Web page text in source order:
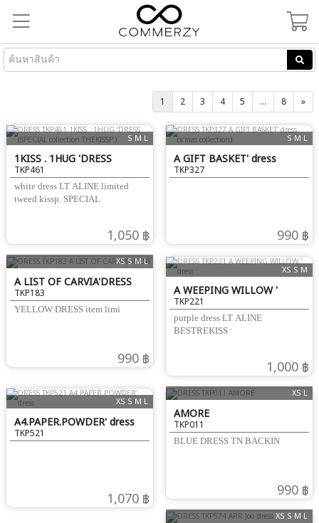
1 2 3 4 5 ... 8 »
S M L
1KISS . 1HUG 'DRESS
(SPECIAL collection
THEKISSP.)
TKP461
white dress LT ALINE limited
tweed kissp. SPECIAL
1,050 ฿
S M L
A GIFT BASKET' dress
(x'mas collection)
TKP327
990 ฿
XS S M L
A LIST OF CARVIA'DRESS
TKP183
YELLOW DRESS item limi
990 ฿
XS S M
A WEEPING WILLOW '
dress
TKP221
purple dress LT ALINE
BESTREKISS
1,000 ฿
XS S M L
A4.PAPER.POWDER' dress
TKP521
1,070 ฿
XS L
AMORE
TKP011
BLUE DRESS TN BACKIN
990 ฿
XS S M L